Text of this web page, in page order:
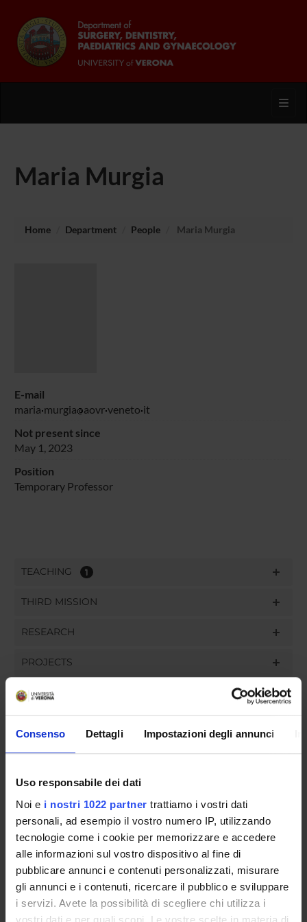
Consenso Dettagli Impostazioni degli annunci
Uso responsabile dei dati
Noi e i nostri 1022 partner trattiamo i vostri dati
personali, ad esempio il vostro numero IP, utilizzando
tecnologie come i cookie per memorizzare e accedere
alle informazioni sul vostro dispositivo al fine di
pubblicare annunci e contenuti personalizzati, misurare
gli annunci e i contenuti, ricercare il pubblico e sviluppare
i servizi. Avete la possibilità di scegliere chi utilizza i
vostri dati e per quali scopi. Le vostre scelte in materia di
Maria Murgia
Home Department People Maria Murgia
E-mail
maria murgia aovr veneto it
Not present since
May 1, 2023
Position
Temporary Professor
TEACHING 1
THIRD MISSION
RESEARCH
PROJECTS
ASSIGNMENTS
COMMITTEES
DEPARTMENT ADMINISTRATION OFFICES
STUDENT ADMINISTRATION OFFICES